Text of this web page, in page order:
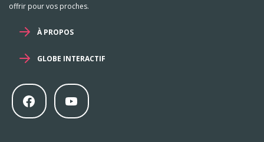
offrir pour vos proches.
À PROPOS
GLOBE INTERACTIF